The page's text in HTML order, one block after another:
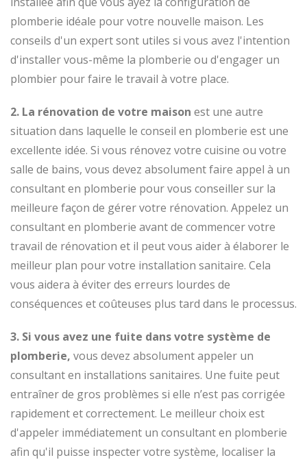
plomberie idéale pour votre nouvelle maison. Les
conseils d'un expert sont utiles si vous avez l'intention
d'installer vous-même la plomberie ou d'engager un
plombier pour faire le travail à votre place.
2. La rénovation de votre maison est une autre
situation dans laquelle le conseil en plomberie est une
excellente idée. Si vous rénovez votre cuisine ou votre
salle de bains, vous devez absolument faire appel à un
consultant en plomberie pour vous conseiller sur la
meilleure façon de gérer votre rénovation. Appelez un
consultant en plomberie avant de commencer votre
travail de rénovation et il peut vous aider à élaborer le
meilleur plan pour votre installation sanitaire. Cela
vous aidera à éviter des erreurs lourdes de
conséquences et coûteuses plus tard dans le processus.
3. Si vous avez une fuite dans votre système de
plomberie, vous devez absolument appeler un
consultant en installations sanitaires. Une fuite peut
entraîner de gros problèmes si elle n’est pas corrigée
rapidement et correctement. Le meilleur choix est
d'appeler immédiatement un consultant en plomberie
afin qu'il puisse inspecter votre système, localiser la